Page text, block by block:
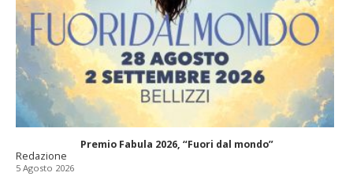
Premio Fabula 2026, “Fuori dal mondo”
Redazione
5 Agosto 2026